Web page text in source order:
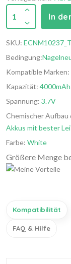
1 In
SKU:
Bedingung:
Kompatible Marken:
Kapazität: 4000mAh
Spannung: 3.7V
Chemischer Aufbau
Akkus mit bester
Farbe: White
Größere Menge
Kompatibilität
FAQ & Hilfe